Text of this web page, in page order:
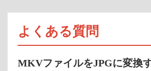
よくある質問
MKVファイルをJPGに変換